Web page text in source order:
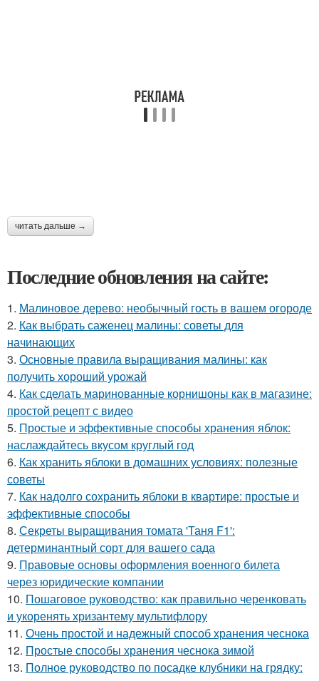
читать дальше →
Последние обновления на сайте:
1. Малиновое дерево: необычный гость в вашем огороде
2. Как выбрать саженец малины: советы для
начинающих
3. Основные правила выращивания малины: как
получить хороший урожай
4. Как сделать маринованные корнишоны как в магазине:
простой рецепт с видео
5. Простые и эффективные способы хранения яблок:
наслаждайтесь вкусом круглый год
6. Как хранить яблоки в домашних условиях: полезные
советы
7. Как надолго сохранить яблоки в квартире: простые и
эффективные способы
8. Секреты выращивания томата 'Таня F1':
детерминантный сорт для вашего сада
9. Правовые основы оформления военного билета
через юридические компании
10. Пошаговое руководство: как правильно черенковать
и укоренять хризантему мультифлору
11. Очень простой и надежный способ хранения чеснока
12. Простые способы хранения чеснока зимой
13. Полное руководство по посадке клубники на грядку: